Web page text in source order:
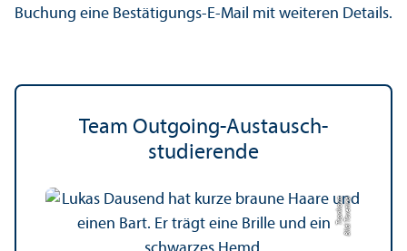
Buchung eine Bestätigungs­-E-Mail mit weiteren Details.
Team Outgoing-Austausch­
studierende
Bil
d:
T
s
v
e
ti
n
a
T
s
o
n
k
o
v
a